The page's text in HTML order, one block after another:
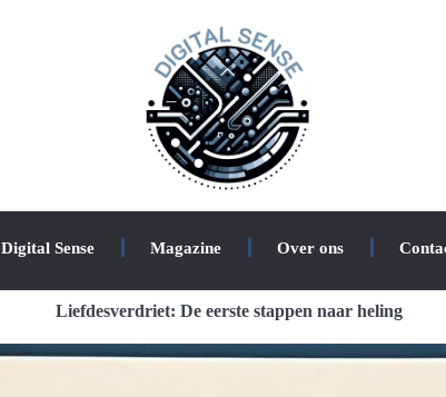
Digital Sense Magazine Over ons
Liefdesverdriet: De eerste stappen naar heling